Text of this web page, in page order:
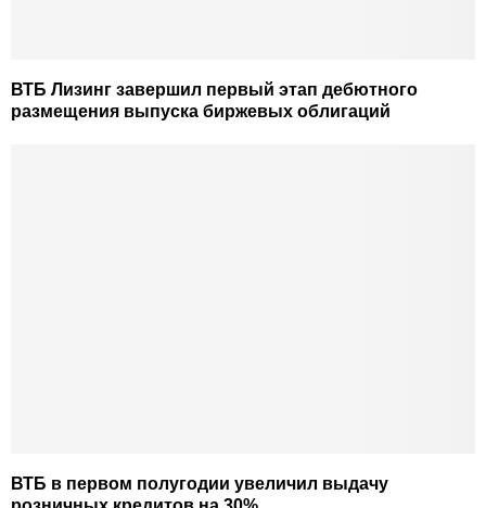
ВТБ Лизинг завершил первый этап дебютного
размещения выпуска биржевых облигаций
ВТБ в первом полугодии увеличил выдачу